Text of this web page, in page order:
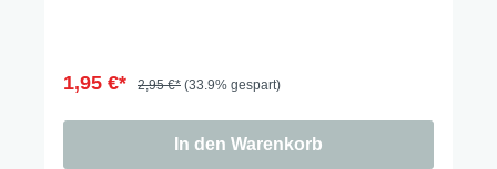
1,95 €* 2,95 €* (33.9% gespart)
In den Warenkorb